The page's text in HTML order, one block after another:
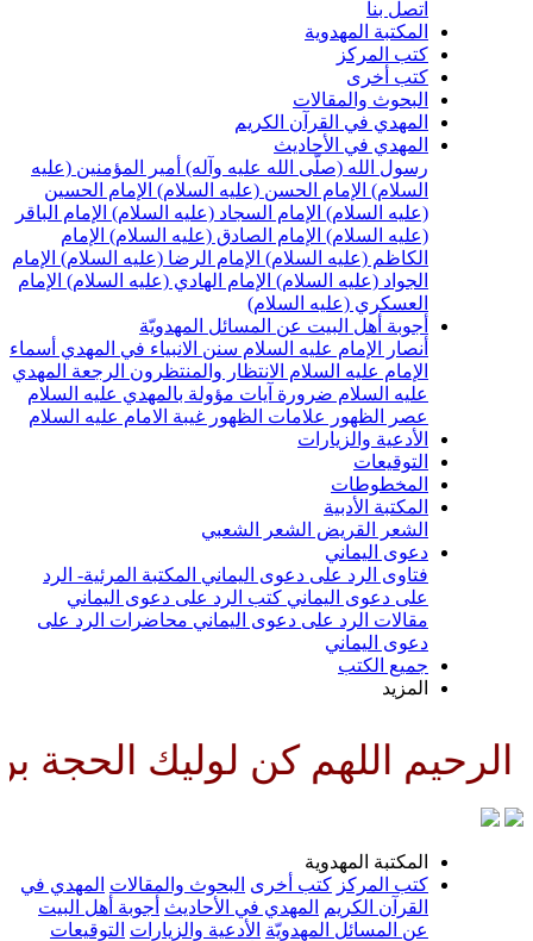
المهدوية
والمقالات
في القرآن الكريم
في الأحاديث
الله (صلّى الله عليه وآله) أمير المؤمنين (عليه
الإمام الحسن (عليه السلام) الإمام الحسين
الإمام السجاد (عليه السلام) الإمام الباقر
الإمام الصادق (عليه السلام) الإمام
(عليه السلام) الإمام الرضا (عليه السلام) الإمام
(عليه السلام) الإمام الهادي (عليه السلام) الإمام
(عليه السلام)
أهل البيت عن المسائل المهدويّة
الإمام عليه السلامسنن الانبياء في المهديأسماء
عليه السلامالانتظار والمنتظرونالرجعةالمهدي
السلام ضرورة آيات مؤولة بالمهدي عليه السلام
علامات الظهورغيبة الامام عليه السلام
والزيارات
الأدبية
الشعر الشعبي
اليماني
الرد على دعوى اليماني المكتبة المرئية- الرد
دعوى اليماني كتب الرد على دعوى اليماني
الرد على دعوى اليماني محاضرات الرد على
كن لوليك الحجة بن الحسن
المهدوية
كتب أخرى البحوث والمقالات المهدي في
المهدي في الأحاديث أجوبة أهل البيت
المسائل المهدويّة الأدعية والزيارات التوقيعات